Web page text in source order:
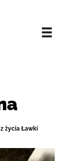
z życia Ławki